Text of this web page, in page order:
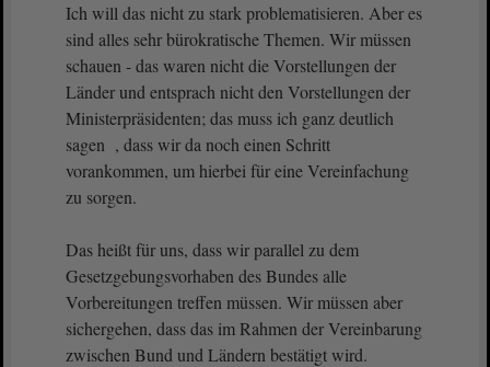
Ich will das nicht zu stark problematisieren. Aber es
sind alles sehr bürokratische Themen. Wir müssen
schauen - das waren nicht die Vorstellungen der
Länder und entsprach nicht den Vorstellungen der
Ministerpräsidenten; das muss ich ganz deutlich
sagen , dass wir da noch einen Schritt
vorankommen, um hierbei für eine Vereinfachung
zu sorgen.
Das heißt für uns, dass wir parallel zu dem
Gesetzgebungsvorhaben des Bundes alle
Vorbereitungen treffen müssen. Wir müssen aber
sichergehen, dass das im Rahmen der Vereinbarung
zwischen Bund und Ländern bestätigt wird.